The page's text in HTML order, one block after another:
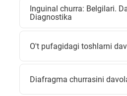
Inguinal churra: Belgilari.
Diagnostika
O't pufagidagi toshlarni
Diafragma churrasini